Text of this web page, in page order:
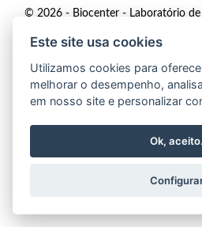
© 2026 - Biocenter - Laboratório de
Este site usa cookies
Utilizamos cookies para
melhorar o desempenho,
em nosso site e personalizar
Ok, aceito.